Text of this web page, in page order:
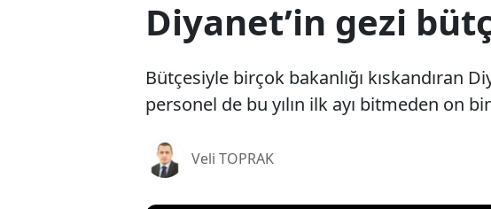
Diyanet’in gezi
Bütçesiyle birçok bakanlığı kıskandıran
personel de bu yılın ilk ayı bitmeden on
Veli TOPRAK